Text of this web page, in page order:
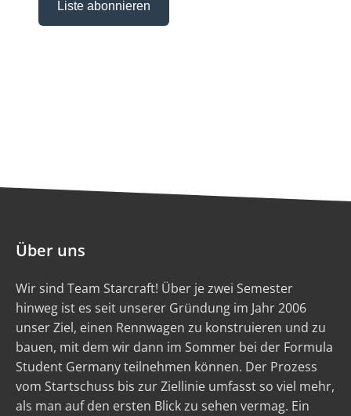
Über uns
Wir sind Team Starcraft! Über je zwei Semester
hinweg ist es seit unserer Gründung im Jahr 2006
unser Ziel, einen Rennwagen zu konstruieren und zu
bauen, mit dem wir dann im Sommer bei der Formula
Student Germany teilnehmen können. Der Prozess
vom Startschuss bis zur Ziellinie umfasst so viel mehr,
als man auf den ersten Blick zu sehen vermag. Ein